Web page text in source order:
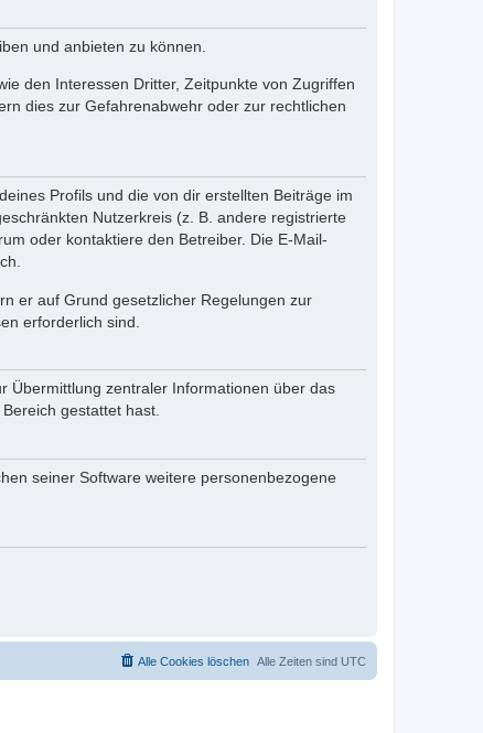
und anbieten zu können.
den Interessen Dritter, Zeitpunkte von Zugriffen
dies zur Gefahrenabwehr oder zur rechtlichen
Profils und die von dir erstellten Beiträge im
Nutzerkreis (z. B. andere registrierte
oder kontaktiere den Betreiber. Die E-Mail-
er auf Grund gesetzlicher Regelungen zur
erforderlich sind.
Übermittlung zentraler Informationen über das
gestattet hast.
seiner Software weitere personenbezogene
Alle Zeiten sind UTC
Alle Cookies löschen